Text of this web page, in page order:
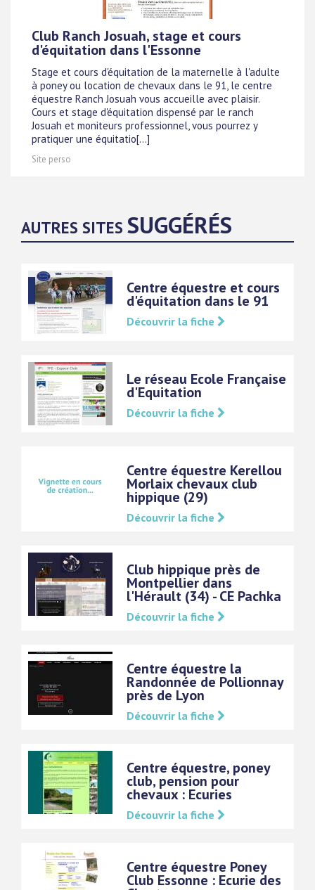
Club Ranch Josuah, stage et cours
d'équitation dans l'Essonne
Stage et cours d'équitation de la maternelle à l'adulte
à poney ou location de chevaux dans le 91, le centre
équestre Ranch Josuah vous accueille avec plaisir.
Cours et stage d'équitation dispensé par le ranch
Josuah et moniteurs professionnel, vous pourrez y
pratiquer une équitatio[...]
Site perso
AUTRES SITES SUGGÉRÉS
Centre équestre et cours
d'équitation dans le 91
Découvrir la fiche
Le réseau Ecole Française
d'Equitation
Découvrir la fiche
Centre équestre Kerellou
Morlaix chevaux club
hippique (29)
Découvrir la fiche
Club hippique près de
Montpellier dans
l'Hérault (34) - CE Pachka
Découvrir la fiche
Centre équestre la
Randonnée de Pollionnay
près de Lyon
Découvrir la fiche
Centre équestre, poney
club, pension pour
chevaux : Ecuries
Découvrir la fiche
Centre équestre Poney
Club Essonne : Ecurie des